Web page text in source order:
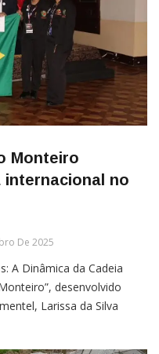
Monteiro
internacional no
De 2025
A Dinâmica da Cadeia
desenvolvido
Larissa da Silva